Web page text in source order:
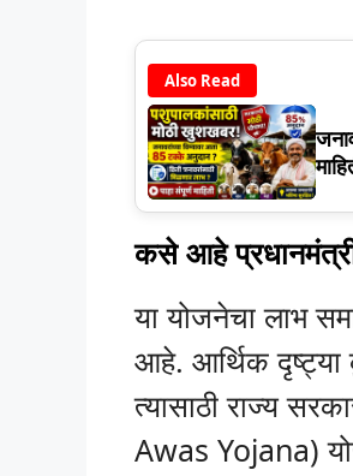
Also Read
कसे आहे
या योजनेचा लाभ
आहे. आर्थिक दृष्ट्या
त्यासाठी राज्य
Awas Yojana)